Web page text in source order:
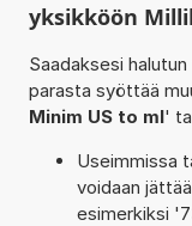
yksikköön
Saadaksesi
parasta syöttää
Minim US to ml'
Useimmissa
voidaan
esimerkiksi